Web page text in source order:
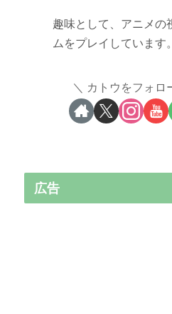
趣味として、アニメの
ムをプレイしています。
カトウをフォロ
広告